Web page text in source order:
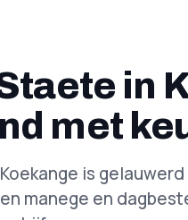
in
met
is
manege en